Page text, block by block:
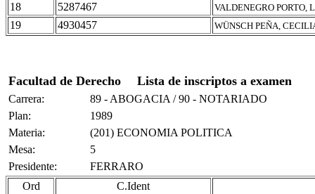
18 5287467 VALDENEGRO PORTO,
19 4930457 WÜNSCH PEÑA,
Facultad de Derecho Lista de inscriptos a examen
Carrera:
89 - ABOGACIA / 90 - NOTARIADO
Plan:
1989
Materia:
(201) ECONOMIA POLITICA
Mesa:
5
Presidente:
FERRARO
Ord
C.Ident